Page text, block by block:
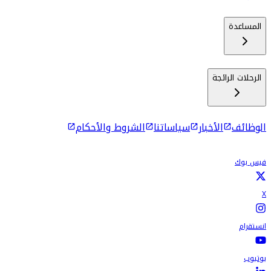
المساعدة
الرحلات الرائجة
الوظائف الأخبار سياساتنا الشروط والأحكام
فيس بوك
X
انستقرام
يوتيوب